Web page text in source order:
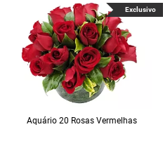
Aquário 20 Rosas Vermelhas
Exclusivo